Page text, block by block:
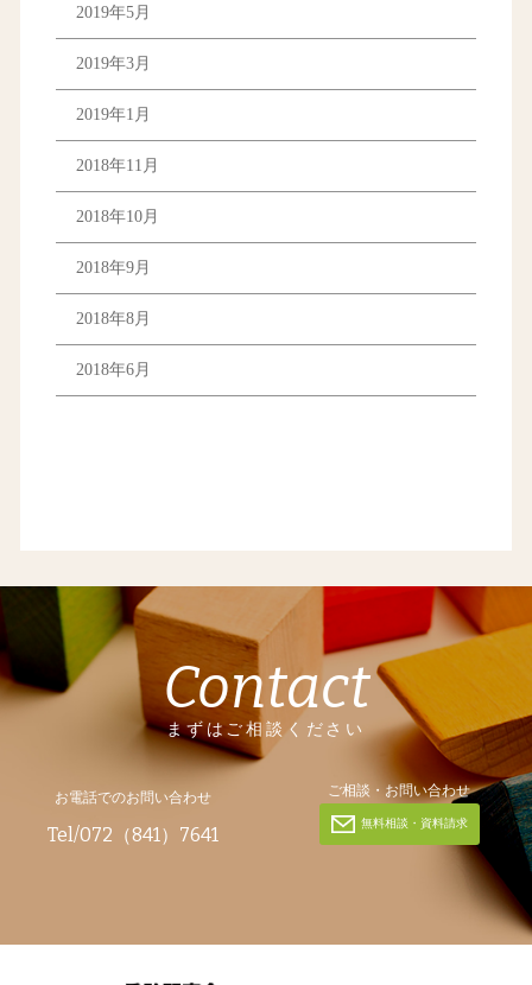
2019年5月
2019年3月
2019年1月
2018年11月
2018年10月
2018年9月
2018年8月
2018年6月
Contact
まずはご相談ください
お電話でのお問い合わせ
Tel/072（841）7641
ご相談・お問い合わせ
無料相談・資料請求